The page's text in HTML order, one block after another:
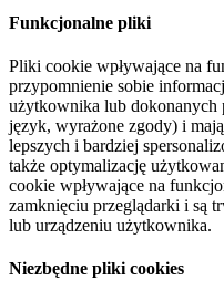
Funkcjonalne pliki
Pliki cookie wpływające na
przypomnienie sobie
użytkownika lub
język, wyrażone zgody) i
lepszych i bardziej
także optymalizację
cookie wpływające na
zamknięciu przeglądarki i są
lub urządzeniu użytkownika.
Niezbędne pliki cookies